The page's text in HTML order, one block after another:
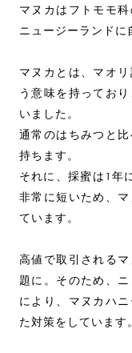
マヌカはフトモモ
ニュージーランドに
マヌカとは、マオ
う意味を持ってお
いました。
通常のはちみつと
持ちます。
それに、採蜜は1年
非常に短いため、
ています。
高値で取引される
題に。そのため、
により、マヌカハ
た対策をしています。